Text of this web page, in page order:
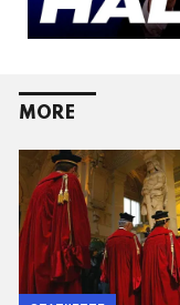
MORE